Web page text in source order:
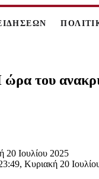
του
20 Ιουλίου 2025
Κυριακή 20